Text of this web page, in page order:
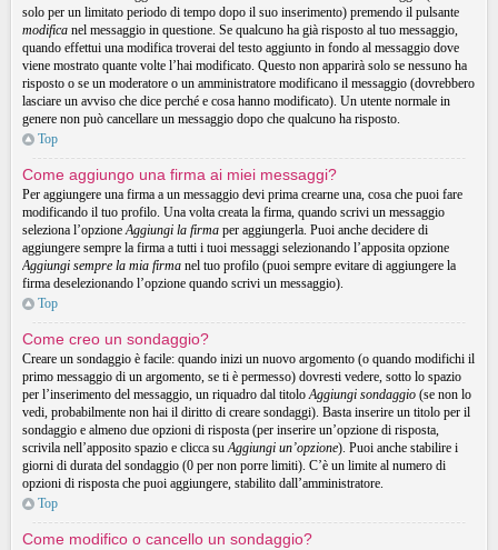
solo per un limitato periodo di tempo dopo il suo inserimento) premendo il pulsante
modifica nel messaggio in questione. Se qualcuno ha già risposto al tuo messaggio,
quando effettui una modifica troverai del testo aggiunto in fondo al messaggio dove
viene mostrato quante volte l’hai modificato. Questo non apparirà solo se nessuno ha
risposto o se un moderatore o un amministratore modificano il messaggio (dovrebbero
lasciare un avviso che dice perché e cosa hanno modificato). Un utente normale in
genere non può cancellare un messaggio dopo che qualcuno ha risposto.
Top
Come aggiungo una firma ai miei messaggi?
Per aggiungere una firma a un messaggio devi prima crearne una, cosa che puoi fare
modificando il tuo profilo. Una volta creata la firma, quando scrivi un messaggio
seleziona l’opzioneAggiungi la firma per aggiungerla. Puoi anche decidere di
aggiungere sempre la firma a tutti i tuoi messaggi selezionando l’apposita opzione
Aggiungi sempre la mia firma nel tuo profilo (puoi sempre evitare di aggiungere la
firma deselezionando l’opzione quando scrivi un messaggio).
Top
Come creo un sondaggio?
Creare un sondaggio è facile: quando inizi un nuovo argomento (o quando modifichi il
primo messaggio di un argomento, se ti è permesso) dovresti vedere, sotto lo spazio
per l’inserimento del messaggio, un riquadro dal titoloAggiungi sondaggio (se non lo
vedi, probabilmente non hai il diritto di creare sondaggi). Basta inserire un titolo per il
sondaggio e almeno due opzioni di risposta (per inserire un’opzione di risposta,
scrivila nell’apposito spazio e clicca suAggiungi un’opzione). Puoi anche stabilire i
giorni di durata del sondaggio (0 per non porre limiti). C’è un limite al numero di
opzioni di risposta che puoi aggiungere, stabilito dall’amministratore.
Top
Come modifico o cancello un sondaggio?